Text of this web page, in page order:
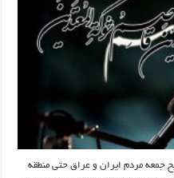
جمعه مردم ایران و عراق حتی منطقه